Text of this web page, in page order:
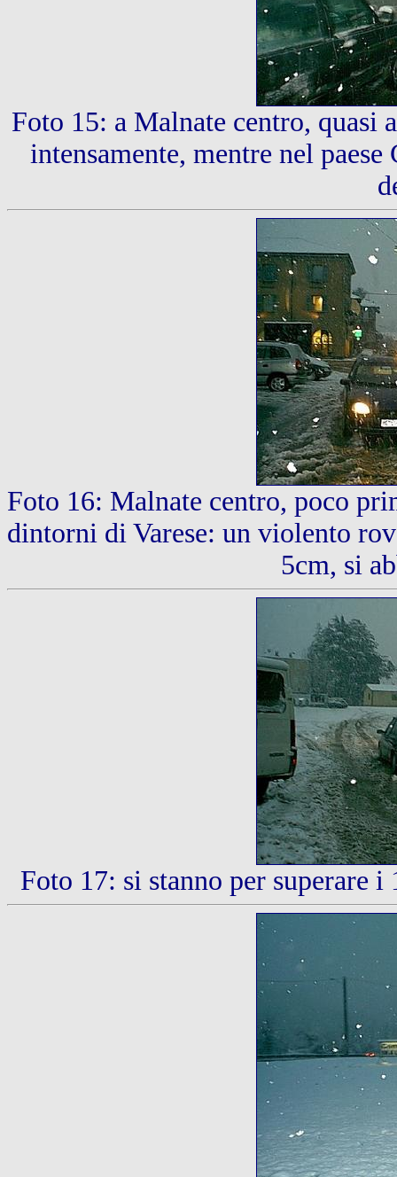
Foto 15: a Malnate centro, quasi
intensamente, mentre nel
Foto 16: Malnate centro, poco
dintorni di Varese: un violento
5cm, si
Foto 17: si stanno per superare